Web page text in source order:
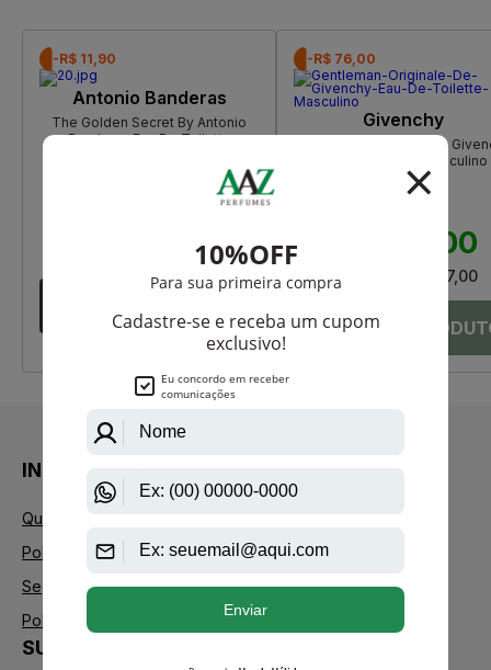
-R$ 11,90
Antonio Banderas
The Golden Secret By Antonio
Banderas Eau De Toilette
R$ 20,55
-R$ 76,00
Givenchy
Gentleman Originale De
Eau De Toilette Masculino
R$ 684,00
Até R$ 57,00
INSTITUCIONAL
Quem Somos
Política de Privacidade
Segurança
Política de Troca
SUPORTE